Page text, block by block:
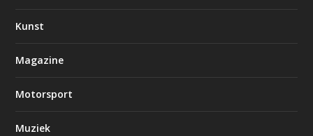
Kunst
Magazine
Motorsport
Muziek